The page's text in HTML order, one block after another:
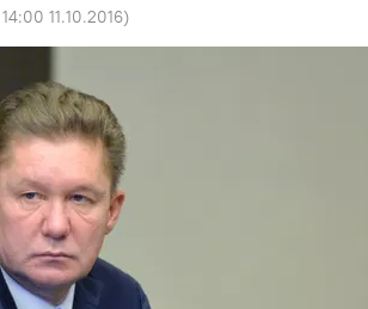
14:00 11.10.2016)